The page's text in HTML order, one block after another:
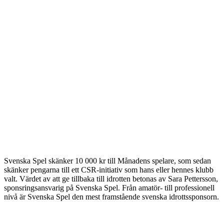
Svenska Spel skänker 10 000 kr till Månadens spelare, som sedan
skänker pengarna till ett CSR-initiativ som hans eller hennes klubb
valt. Värdet av att ge tillbaka till idrotten betonas av Sara Pettersson,
sponsringsansvarig på Svenska Spel. Från amatör- till professionell
nivå är Svenska Spel den mest framstående svenska idrottssponsorn.